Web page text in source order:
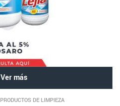
Ver más
PRODUCTOS DE LIMPIEZA